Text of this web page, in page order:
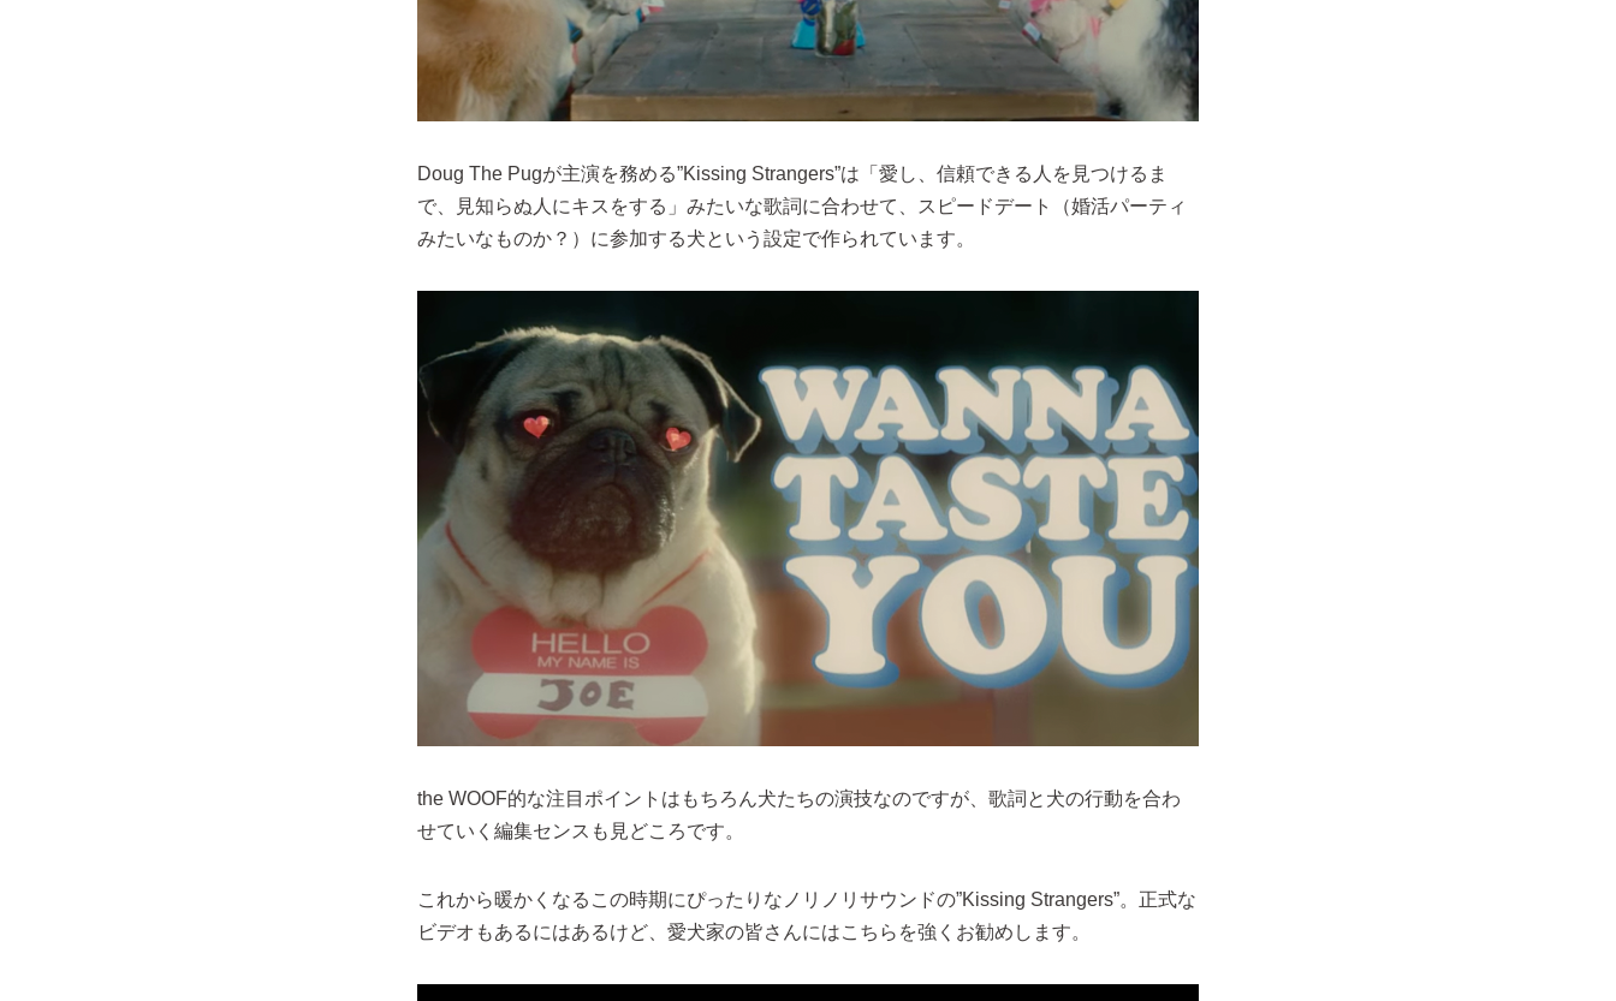
Doug The Pugが主演を務める”Kissing Strangers”は「愛し、信頼できる人を見つけるま
で、見知らぬ人にキスをする」みたいな歌詞に合わせて、スピードデート（婚活パーティ
みたいなものか？）に参加する犬という設定で作られています。
the WOOF的な注目ポイントはもちろん犬たちの演技なのですが、歌詞と犬の行動を合わ
せていく編集センスも見どころです。
これから暖かくなるこの時期にぴったりなノリノリサウンドの”Kissing Strangers”。正式な
ビデオもあるにはあるけど、愛犬家の皆さんにはこちらを強くお勧めします。